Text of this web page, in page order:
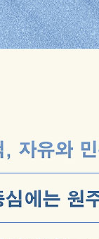
승부를 가리다: 68
와 사이먼 앤 가펑클